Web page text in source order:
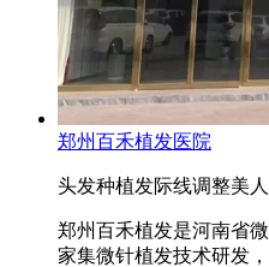
郑州百禾植发医院
头发种植发际线调整美
郑州百禾植发是河南省
家集微针植发技术研发